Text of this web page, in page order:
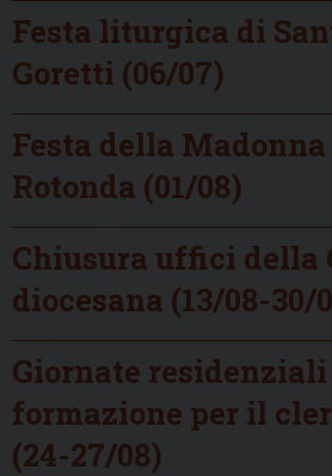
Festa liturgica di
Goretti (06/07)
Festa della
Rotonda (01/08)
Chiusura uffici della
diocesana (13/08-30/
Giornate
formazione per il
(24-27/08)